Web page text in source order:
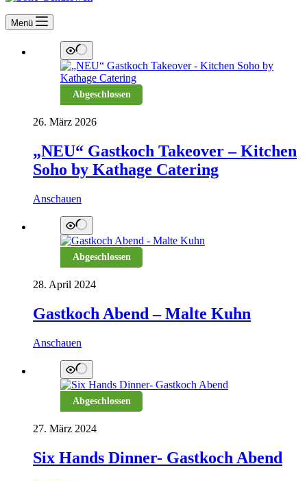
Menü
Abgeschlossen
26. März 2026
„NEU“ Gastkoch Takeover – Kitchen
Soho by Kathage Catering
Anschauen
Abgeschlossen
28. April 2024
Gastkoch Abend – Malte Kuhn
Anschauen
Abgeschlossen
27. März 2024
Six Hands Dinner- Gastkoch Abend